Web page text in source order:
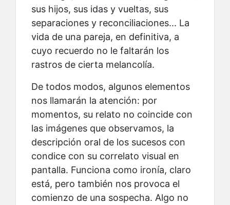
sus hijos, sus idas y vueltas, sus
separaciones y reconciliaciones... La
vida de una pareja, en definitiva, a
cuyo recuerdo no le faltarán los
rastros de cierta melancolía.
De todos modos, algunos elementos
nos llamarán la atención: por
momentos, su relato no coincide con
las imágenes que observamos, la
descripción oral de los sucesos con
condice con su correlato visual en
pantalla. Funciona como ironía, claro
está, pero también nos provoca el
comienzo de una sospecha. Algo no